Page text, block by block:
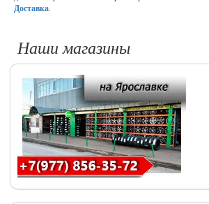
Доставка.
Наши магазины